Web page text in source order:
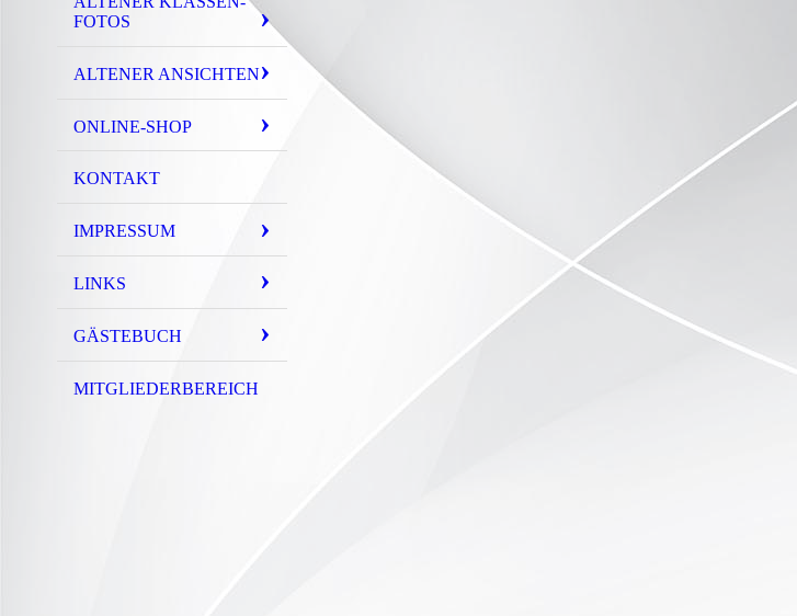
FOTOS
ALTENER ANSICHTEN
ONLINE-SHOP
KONTAKT
IMPRESSUM
LINKS
GÄSTEBUCH
MITGLIEDERBEREICH